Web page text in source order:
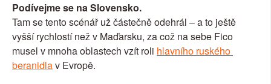
Podívejme se na Slovensko.
Tam se tento scénář už částečně odehrál – a to ještě
vyšší rychlostí než v Maďarsku, za což na sebe Fico
musel v mnoha oblastech vzít roli hlavního ruského
beranidla v Evropě.